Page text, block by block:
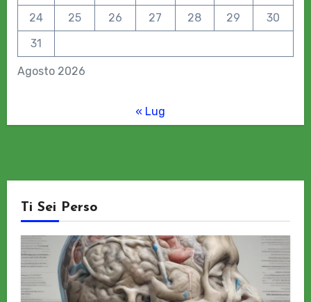
Agosto 2026
24
25 26 27 28 29
30
31
« Lug
Ti Sei Perso